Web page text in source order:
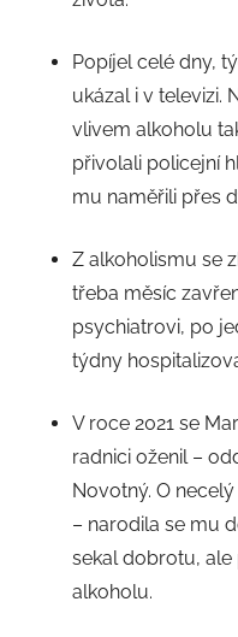
Popíjel celé dny,
ukázal i v televizi.
vlivem alkoholu
přivolali policejní
mu naměřili přes
Z alkoholismu se
třeba měsíc
psychiatrovi, po
týdny
V roce 2021 se
radnici oženil –
Novotný. O
– narodila se mu
sekal dobrotu,
alkoholu.